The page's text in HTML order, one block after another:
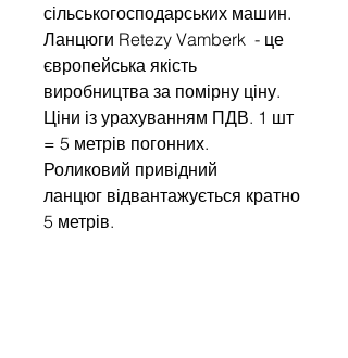
сільськогосподарських машин.
Ланцюги Retezy Vamberk - це
європейська якість
виробництва за помірну ціну.
Ціни із урахуванням ПДВ. 1 шт
= 5 метрів погонних.
Роликовий привідний
ланцюг відвантажується кратно
5 метрів.